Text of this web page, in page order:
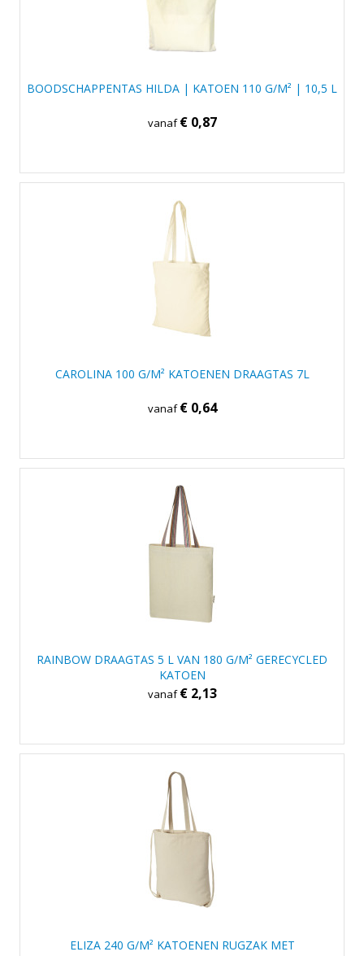
BOODSCHAPPENTAS HILDA | KATOEN 110 G/M² | 10,5 L
vanaf€ 0,87
CAROLINA 100 G/M² KATOENEN DRAAGTAS 7L
vanaf€ 0,64
RAINBOW DRAAGTAS 5 L VAN 180 G/M² GERECYCLED
KATOEN
vanaf€ 2,13
ELIZA 240 G/M² KATOENEN RUGZAK MET